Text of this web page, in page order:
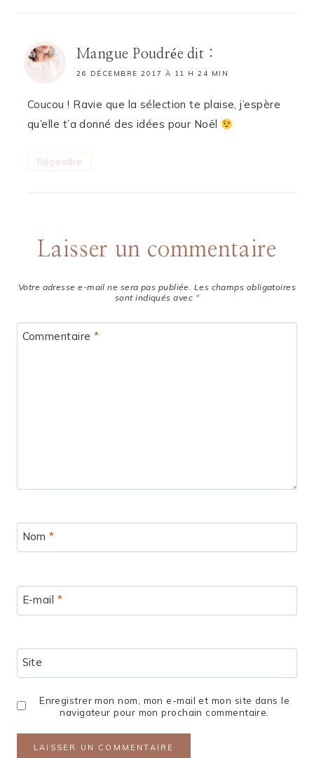
Mangue Poudrée dit :
26 DÉCEMBRE 2017 À 11 H 24 MIN
Coucou ! Ravie que la sélection te plaise, j’espère
qu’elle t’a donné des idées pour Noël
Répondre
Laisser un commentaire
Votre adresse e-mail ne sera pas publiée. Les champs obligatoires
sont indiqués avec *
Commentaire *
Nom*
E-mail *
Site
Enregistrer mon nom, mon e-mail et mon site dans le
navigateur pour mon prochain commentaire.